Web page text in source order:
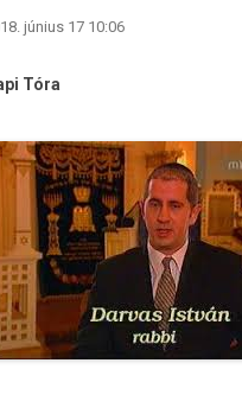
június 17 10:06
Tóra